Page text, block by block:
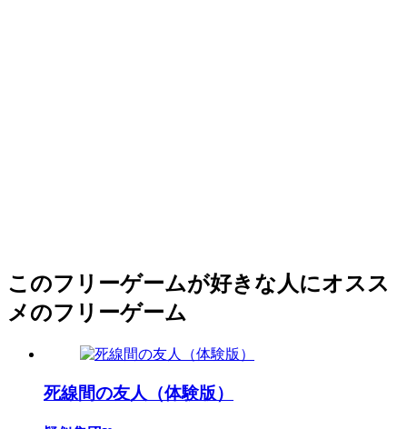
このフリーゲームが好きな人にオスス
メのフリーゲーム
死線間の友人（体験版）